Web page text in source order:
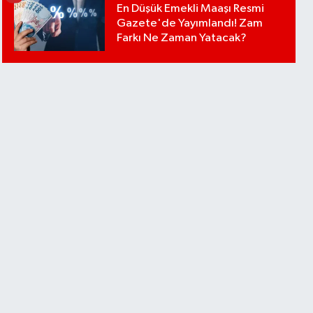
En Düşük Emekli Maaşı Resmi
Gazete'de Yayımlandı! Zam
Farkı Ne Zaman Yatacak?